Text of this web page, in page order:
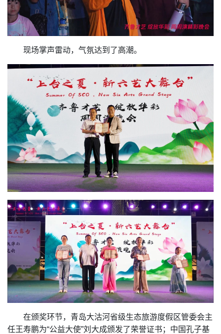
现场掌声雷动，气氛达到了高潮。
在颁奖环节，青岛大沽河省级生态旅游度假区管委会主
任王寿鹏为“公益大使”刘大成颁发了荣誉证书；中国孔子基